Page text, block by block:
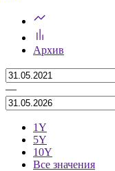
Архив
—
1Y
5Y
10Y
Все значения